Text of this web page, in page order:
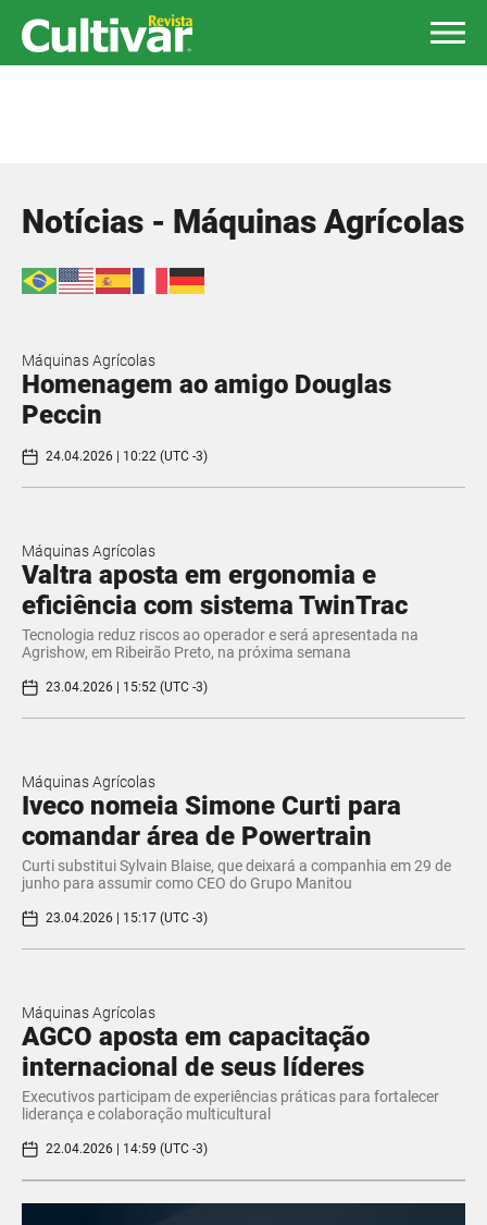
Notícias - Máquinas Agrícolas
Máquinas Agrícolas
Homenagem ao amigo Douglas
Peccin
24.04.2026 | 10:22 (UTC -3)
Máquinas Agrícolas
Valtra aposta em ergonomia e
eficiência com sistema TwinTrac
Tecnologia reduz riscos ao operador e será apresentada na
Agrishow, em Ribeirão Preto, na próxima semana
23.04.2026 | 15:52 (UTC -3)
Máquinas Agrícolas
Iveco nomeia Simone Curti para
comandar área de Powertrain
Curti substitui Sylvain Blaise, que deixará a companhia em 29 de
junho para assumir como CEO do Grupo Manitou
23.04.2026 | 15:17 (UTC -3)
Máquinas Agrícolas
AGCO aposta em capacitação
internacional de seus líderes
Executivos participam de experiências práticas para fortalecer
liderança e colaboração multicultural
22.04.2026 | 14:59 (UTC -3)